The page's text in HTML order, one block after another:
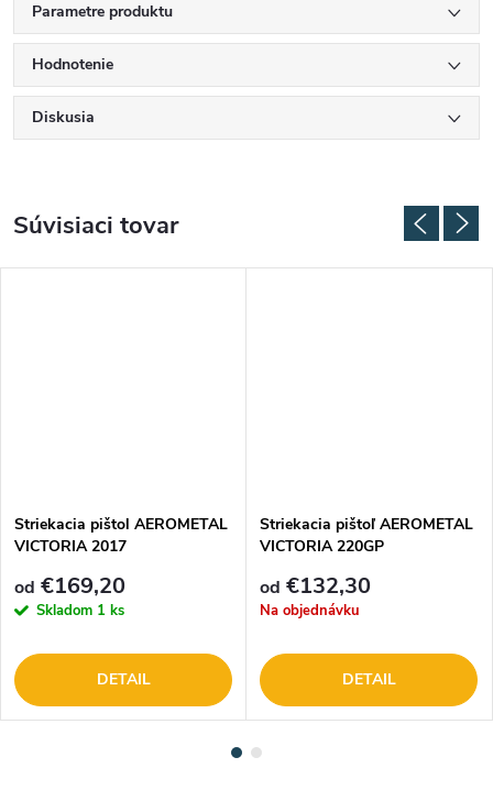
Parametre produktu
Hodnotenie
Diskusia
Súvisiaci tovar
Striekacia pištol AEROMETAL
VICTORIA 2017
od €169,20
Skladom 1 ks
DETAIL
Striekacia pištoľ AEROMETAL
VICTORIA 220GP
od €132,30
Na objednávku
DETAIL